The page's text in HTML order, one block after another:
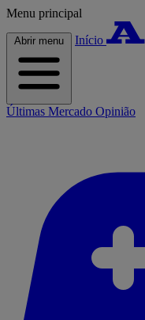
Menu principal
Abrir menu Início
Últimas Mercado Opinião